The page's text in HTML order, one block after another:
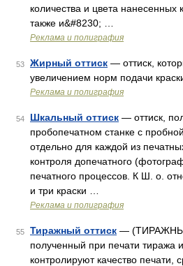
количества и цвета нанесенных
также и&#8230; …
Реклама и полиграфия
53 Жирный оттиск — оттиск,
увеличением норм подачи
Реклама и полиграфия
54 Шкальный оттиск — оттиск,
пробопечатном станке с
отдельно для каждой из
контроля допечатного
печатного процессов. К Ш. о.
и три краски …
Реклама и полиграфия
55 Тиражный оттиск —
полученный при печати тиража
контролируют качество печати,